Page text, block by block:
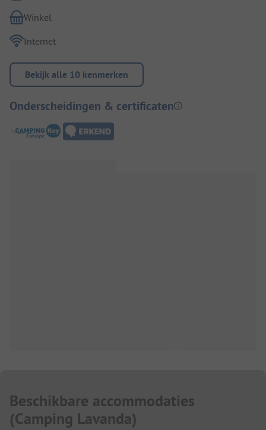
Winkel
Internet
Bekijk alle 10 kenmerken
Onderscheidingen & certificaten
Beschikbare accommodaties
(Camping Lavanda)